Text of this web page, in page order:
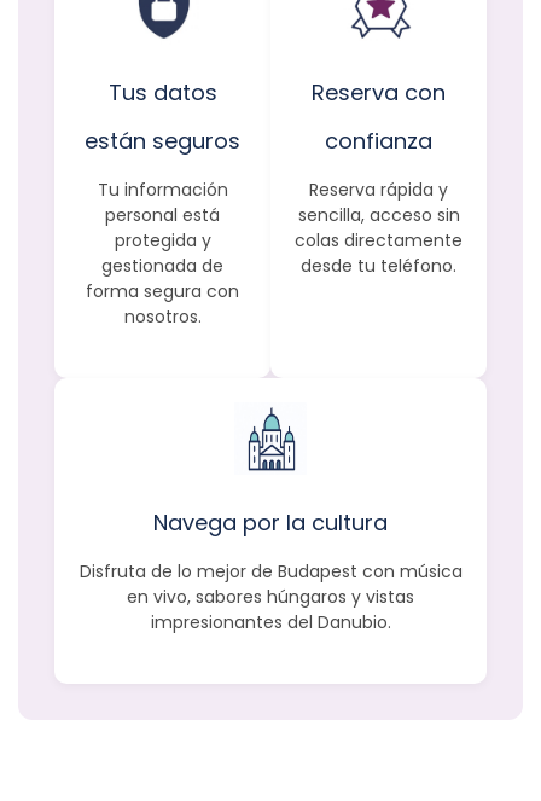
Tus datos
están seguros
Tu información
personal está
protegida y
gestionada de
forma segura con
nosotros.
Reserva con
confianza
Reserva rápida y
sencilla, acceso sin
colas directamente
desde tu teléfono.
Navega por la cultura
Disfruta de lo mejor de Budapest con música
en vivo, sabores húngaros y vistas
impresionantes del Danubio.